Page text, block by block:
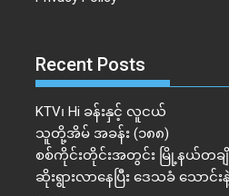
Recent Posts
KTV၊ Hi ခန်းနှင့် လူငယ်
သူတို့အိမ် အခန်း (၁၈၈)
စစ်ကိုင်းတိုင်းအတွင်း မြို့နယ်တချို့
ဆိုးရွားလာနေပြီး ဒေသခံ သောင်းနဲ့